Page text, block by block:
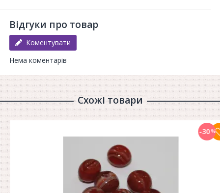
Відгуки про товар
Коментувати
Нема коментарів
Схожі товари
-30%